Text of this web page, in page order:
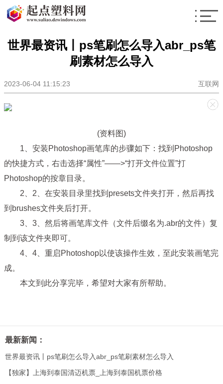
世界最资讯丨ps笔刷怎么导入abr_ps笔
刷素材怎么导入
2023-06-04 11:15:23 互联网
(资料图)
1、安装Photoshop画笔库的步骤如下：找到Photoshop
的快捷方式，右击选择“属性”——>“打开文件位置”打
Photoshop的按章目录。
2、2、在安装目录里找到presets文件夹打开，然后再找
到brushes文件夹后打开。
3、3、然后将画笔库文件（文件后缀名为.abr的文件）复
制到该文件夹即可。
4、4、重启Photoshop以使该操作生效，至此安装画笔完
成。
本文到此分享完毕，希望对大家有所帮助。
最新新闻：
世界最资讯丨ps笔刷怎么导入abr_ps笔刷素材怎么导入
【独家】上海到泰国清迈机票_上海到泰国机票价格